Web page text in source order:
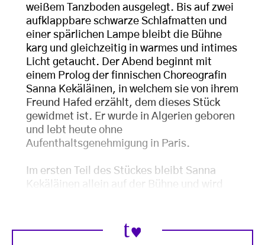
weißem Tanzboden ausgelegt. Bis auf zwei
aufklappbare schwarze Schlafmatten und
einer spärlichen Lampe bleibt die Bühne
karg und gleichzeitig in warmes und intimes
Licht getaucht. Der Abend beginnt mit
einem Prolog der finnischen Choreografin
Sanna Kekäläinen, in welchem sie von ihrem
Freund Hafed erzählt, dem dieses Stück
gewidmet ist. Er wurde in Algerien geboren
und lebt heute ohne
Aufenthaltsgenehmigung in Paris.
Im ersten Teil des Stückes bleibt Sanna
Kekäläinen allein auf der Bühne und wird